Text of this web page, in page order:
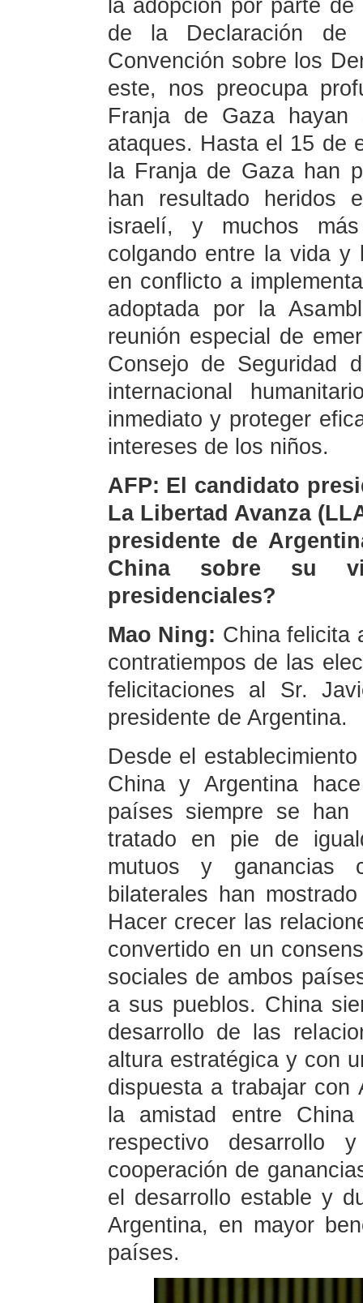
la adopción por parte
de la Declaración
Convención sobre los
este, nos preocupa
Franja de Gaza hayan
ataques. Hasta el 15 de
la Franja de Gaza han
han resultado heridos
israelí, y muchos
colgando entre la vida y
en conflicto a
adoptada por la
reunión especial de
Consejo de Seguridad
internacional
inmediato y proteger
intereses de los niños.
AFP: El candidato
La Libertad Avanza
presidente de
China sobre su
presidenciales?
Mao Ning: China felicita
contratiempos de las
felicitaciones al Sr.
presidente de Argentina.
Desde el
China y Argentina
países siempre se han
tratado en pie de
mutuos y ganancias
bilaterales han
Hacer crecer las
convertido en un
sociales de ambos
a sus pueblos. China
desarrollo de las
altura estratégica y con
dispuesta a trabajar con
la amistad entre
respectivo desarrollo
cooperación de
el desarrollo estable y
Argentina, en mayor
países.